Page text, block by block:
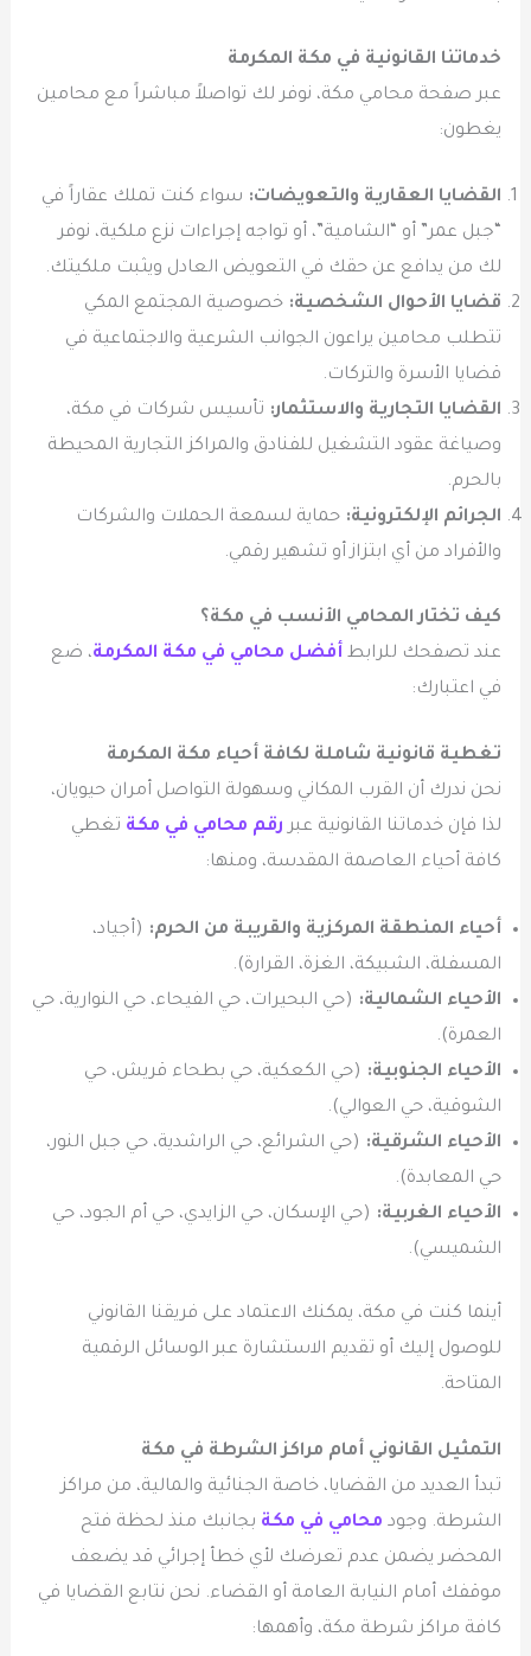
خدماتنا القانونية في مكة المكرمة
عبر صفحة محامي مكة، نوفر لك تواصلاً مباشراً مع محامين
يغطون:
القضايا العقارية والتعويضات: سواء كنت تملك عقاراً في
“جبل عمر” أو “الشامية”، أو تواجه إجراءات نزع ملكية، نوفر
لك من يدافع عن حقك في التعويض العادل ويثبت ملكيتك.
قضايا الأحوال الشخصية: خصوصية المجتمع المكي
تتطلب محامين يراعون الجوانب الشرعية والاجتماعية في
قضايا الأسرة والتركات.
القضايا التجارية والاستثمار: تأسيس شركات في مكة،
وصياغة عقود التشغيل للفنادق والمراكز التجارية المحيطة
بالحرم.
الجرائم الإلكترونية: حماية لسمعة الحملات والشركات
والأفراد من أي ابتزاز أو تشهير رقمي.
كيف تختار المحامي الأنسب في مكة؟
عند تصفحك للرابط أفضل محامي في مكة المكرمة، ضع
في اعتبارك:
تغطية قانونية شاملة لكافة أحياء مكة المكرمة
نحن ندرك أن القرب المكاني وسهولة التواصل أمران حيويان،
لذا فإن خدماتنا القانونية عبر رقم محامي في مكة تغطي
كافة أحياء العاصمة المقدسة، ومنها:
أحياء المنطقة المركزية والقريبة من الحرم: (أجياد،
المسفلة، الشبيكة، الغزة، القرارة).
الأحياء الشمالية: (حي البحيرات، حي الفيحاء، حي النوارية، حي
العمرة).
الأحياء الجنوبية: (حي الكعكية، حي بطحاء قريش، حي
الشوقية، حي العوالي).
الأحياء الشرقية: (حي الشرائع، حي الراشدية، حي جبل النور،
حي المعابدة).
الأحياء الغربية: (حي الإسكان، حي الزايدي، حي أم الجود، حي
الشميسي).
أينما كنت في مكة، يمكنك الاعتماد على فريقنا القانوني
للوصول إليك أو تقديم الاستشارة عبر الوسائل الرقمية
المتاحة.
التمثيل القانوني أمام مراكز الشرطة في مكة
تبدأ العديد من القضايا، خاصة الجنائية والمالية، من مراكز
الشرطة. وجود محامي في مكة بجانبك منذ لحظة فتح
المحضر يضمن عدم تعرضك لأي خطأ إجرائي قد يضعف
موقفك أمام النيابة العامة أو القضاء. نحن نتابع القضايا في
كافة مراكز شرطة مكة، وأهمها: